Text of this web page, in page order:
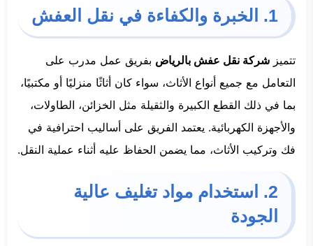
1. الخبرة والكفاءة في نقل العفش
تتميز شركة نقل عفش بالرياض بفريق عمل مدرب على
التعامل مع جميع أنواع الأثاث، سواء كان أثاثًا منزليًا أو مكتبيًا،
بما في ذلك القطع الكبيرة والثقيلة مثل الخزائن، الطاولات،
والأجهزة الكهربائية. يعتمد الفريق على أساليب احترافية في
فك وتركيب الأثاث، مما يضمن الحفاظ عليه أثناء عملية النقل.
2. استخدام مواد تغليف عالية
الجودة